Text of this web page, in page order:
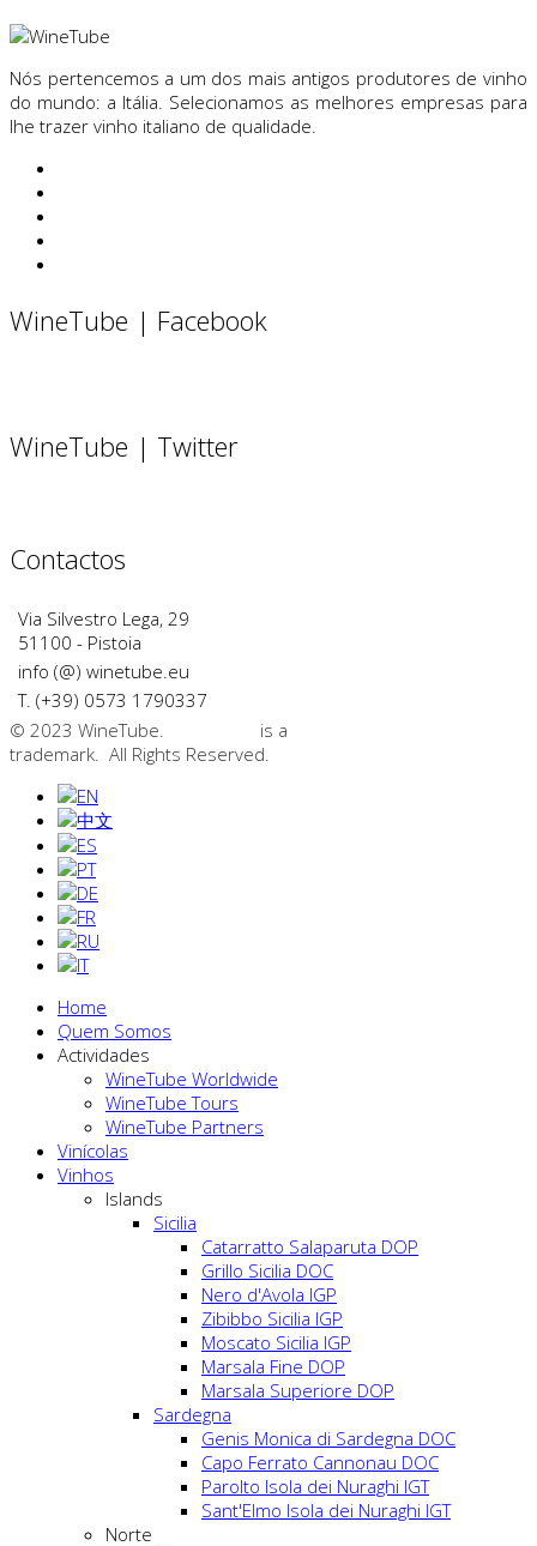
Nós pertencemos a um dos mais antigos produtores de vinho
do mundo: a Itália. Selecionamos as melhores empresas para
lhe trazer vinho italiano de qualidade.
WineTube | Facebook
WineTube | Twitter
Contactos
Via Silvestro Lega, 29
51100 - Pistoia
info (@) winetube.eu
T. (+39) 0573 1790337
© 2023 WineTube.
is a
trademark. All Rights Reserved.
Home
Quem Somos
Actividades
WineTube Worldwide
WineTube Tours
WineTube Partners
Vinícolas
Vinhos
Islands
Sicilia
Catarratto Salaparuta DOP
Grillo Sicilia DOC
Nero d'Avola IGP
Zibibbo Sicilia IGP
Moscato Sicilia IGP
Marsala Fine DOP
Marsala Superiore DOP
Sardegna
Genis Monica di Sardegna DOC
Capo Ferrato Cannonau DOC
Parolto Isola dei Nuraghi IGT
Sant'Elmo Isola dei Nuraghi IGT
Norte